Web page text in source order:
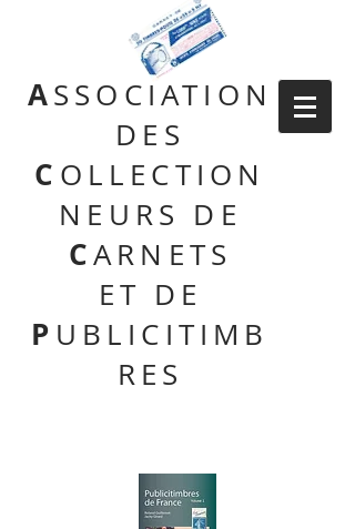
ASSOCIATION
DES
C OLLECTION
NEURS DE
CARNETS
ET DE
P UBLICITIMB
RES